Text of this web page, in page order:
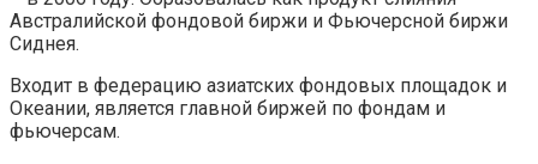
Австралийской фондовой биржи и Фьючерсной биржи
Сиднея.
Входит в федерацию азиатских фондовых площадок и
Океании, является главной биржей по фондам и
фьючерсам.